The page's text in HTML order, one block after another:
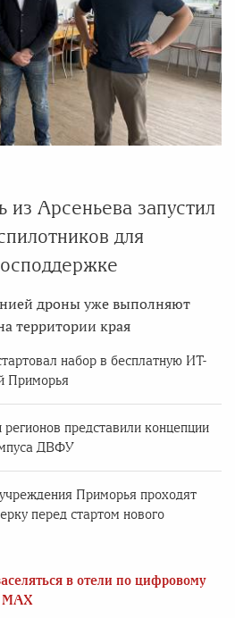
из Арсеньева запустил
для
дроны уже выполняют
территории края
набор в бесплатную ИТ-
Приморья
представили концепции
ДВФУ
Приморья проходят
перед стартом нового
в отели по цифровому
MAX